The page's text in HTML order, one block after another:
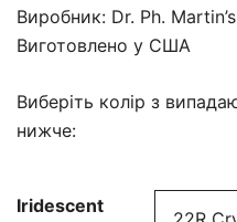
Виробник: Dr. Ph. Martin’s
Виготовлено у США
Виберіть колір з
нижче:
Iridescent